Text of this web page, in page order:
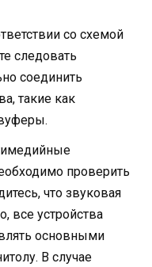
со схемой
следовать
соединить
такие как
проверить
что звуковая
все устройства
основными
В случае